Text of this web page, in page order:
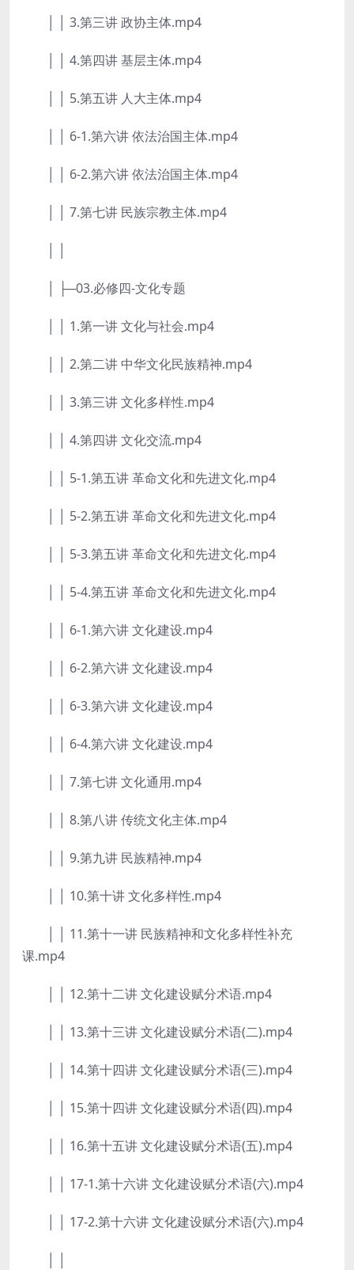
│ │ 3.第三讲 政协主体.mp4
│ │ 4.第四讲 基层主体.mp4
│ │ 5.第五讲 人大主体.mp4
│ │ 6-1.第六讲 依法治国主体.mp4
│ │ 6-2.第六讲 依法治国主体.mp4
│ │ 7.第七讲 民族宗教主体.mp4
│ ├─03.必修四-文化专题
│ │ 1.第一讲 文化与社会.mp4
│ │ 2.第二讲 中华文化民族精神.mp4
│ │ 3.第三讲 文化多样性.mp4
│ │ 4.第四讲 文化交流.mp4
│ │ 5-1.第五讲 革命文化和先进文化.mp4
│ │ 5-2.第五讲 革命文化和先进文化.mp4
│ │ 5-3.第五讲 革命文化和先进文化.mp4
│ │ 5-4.第五讲 革命文化和先进文化.mp4
│ │ 6-1.第六讲 文化建设.mp4
│ │ 6-2.第六讲 文化建设.mp4
│ │ 6-3.第六讲 文化建设.mp4
│ │ 6-4.第六讲 文化建设.mp4
│ │ 7.第七讲 文化通用.mp4
│ │ 8.第八讲 传统文化主体.mp4
│ │ 9.第九讲 民族精神.mp4
│ │ 10.第十讲 文化多样性.mp4
│ │ 11.第十一讲 民族精神和文化多样性补充
课.mp4
│ │ 12.第十二讲 文化建设赋分术语.mp4
│ │ 13.第十三讲 文化建设赋分术语(二).mp4
│ │ 14.第十四讲 文化建设赋分术语(三).mp4
│ │ 15.第十四讲 文化建设赋分术语(四).mp4
│ │ 16.第十五讲 文化建设赋分术语(五).mp4
│ │ 17-1.第十六讲 文化建设赋分术语(六).mp4
│ │ 17-2.第十六讲 文化建设赋分术语(六).mp4